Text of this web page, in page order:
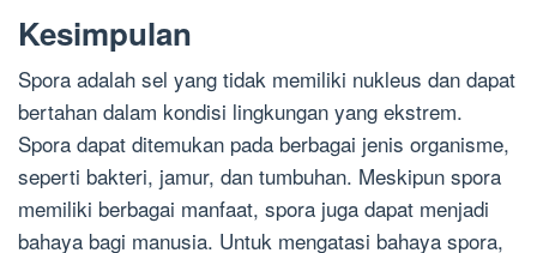
Kesimpulan
Spora adalah sel yang tidak memiliki nukleus dan dapat
bertahan dalam kondisi lingkungan yang ekstrem.
Spora dapat ditemukan pada berbagai jenis organisme,
seperti bakteri, jamur, dan tumbuhan. Meskipun spora
memiliki berbagai manfaat, spora juga dapat menjadi
bahaya bagi manusia. Untuk mengatasi bahaya spora,